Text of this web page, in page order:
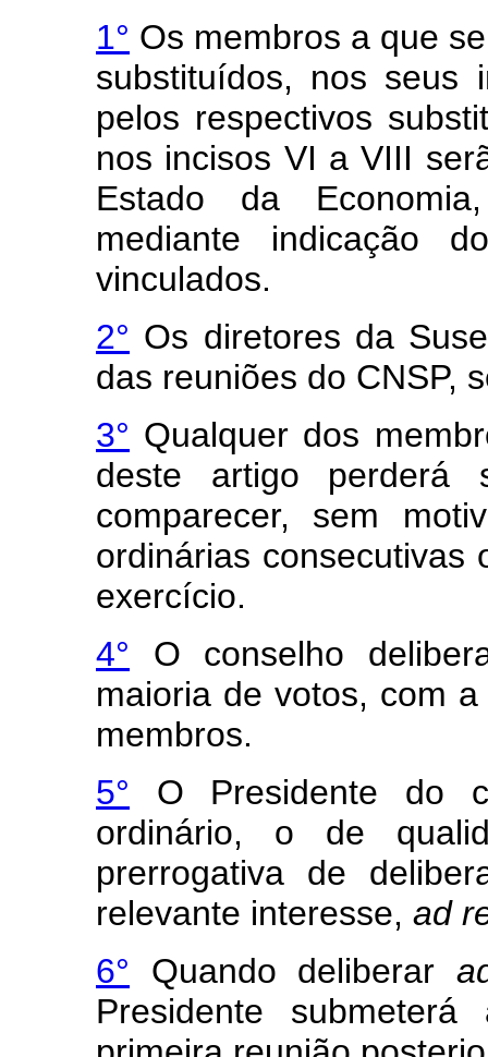
1° Os membros a que
substituídos, nos seus
pelos respectivos
nos incisos VI a VIII
Estado da
mediante indicação
vinculados.
2° Os diretores da
das reuniões do CNSP,
3° Qualquer dos
deste artigo perderá
comparecer, sem
ordinárias consecutivas
exercício.
4° O conselho
maioria de votos, com
membros.
5° O Presidente do
ordinário, o de
prerrogativa de
relevante interesse, ad
6° Quando deliberar
Presidente